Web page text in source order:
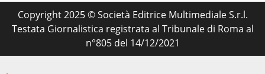
Copyright 2025 © Società Editrice Multimediale S.r.l.
Testata Giornalistica registrata al Tribunale di Roma al
n°805 del 14/12/2021